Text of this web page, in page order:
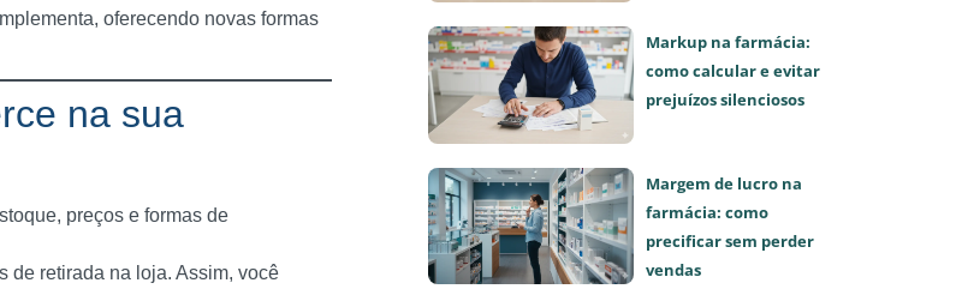
oferecendo novas formas
na sua
preços e formas de
de retirada na loja. Assim, você
Markup na farmácia:
como calcular e evitar
prejuízos silenciosos
Margem de lucro na
farmácia: como
precificar sem perder
vendas